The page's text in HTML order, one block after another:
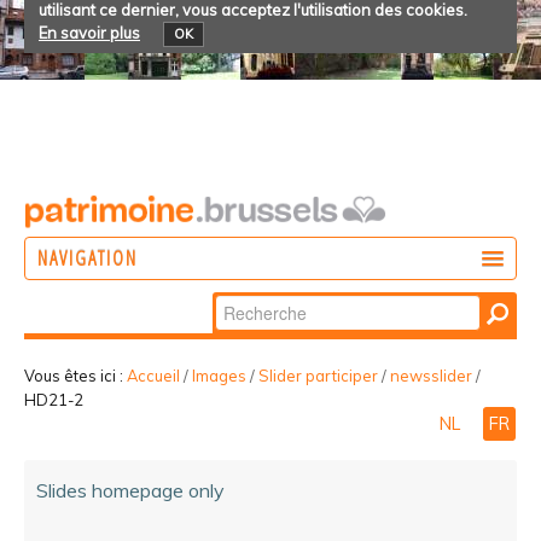
utilisant ce dernier, vous acceptez l'utilisation des cookies.
En savoir plus
OK
NAVIGATION
PARTICIPER
Chercher par
Recherche
avancée…
Vous êtes ici : Accueil /Images /Slider participer/newsslider/
HD21-2
NL FR
Slides homepage only